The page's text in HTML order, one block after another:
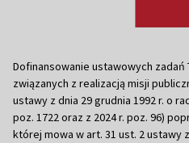
Dofinansowanie ustawowych zadań
związanych z realizacją misji
ustawy z dnia 29 grudnia 1992 r. o
poz. 1722 oraz z 2024 r. poz. 96)
której mowa w art. 31 ust. 2 ustawy